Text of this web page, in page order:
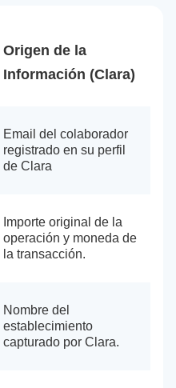
Origen de la
Información (Clara)
Email del colaborador
registrado en su perfil
de Clara
Importe original de la
operación y moneda de
la transacción.
Nombre del
establecimiento
capturado por Clara.